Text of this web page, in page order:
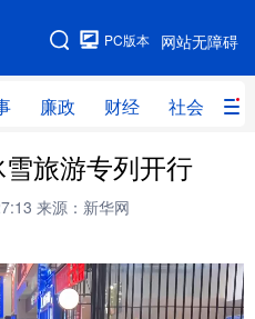
网站无障碍
PC版本
廉政 财经 社会 科
地图
时政 人事
社会
健康 旅游
直播 无人机
旅游专列开行
来源：新华网